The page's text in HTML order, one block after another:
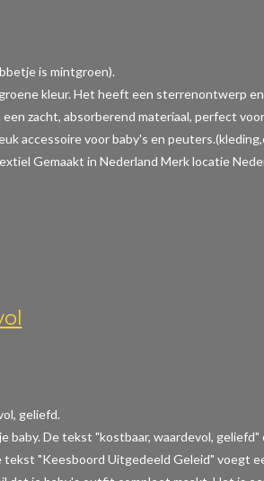
is mintgroen).
kleur. Het heeft een sterrenontwerp
zacht, absorberend materiaal, perfect
accessoire voor baby's en
Gemaakt in Nederland Merk locatie
geliefd.
baby. De tekst "kostbaar, waardevol,
"Keesboord Uitgedeeld Geleid" voegt